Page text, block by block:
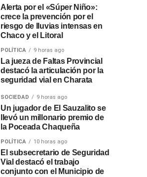
Alerta por el «Súper Niño»:
crece la prevención por el
riesgo de lluvias intensas en
Chaco y el Litoral
POLÍTICA 9 horas ago
La jueza de Faltas Provincial
destacó la articulación por la
seguridad vial en Charata
SOCIEDAD 9 horas ago
Un jugador de El Sauzalito se
llevó un millonario premio de
la Poceada Chaqueña
POLÍTICA 10 horas ago
El subsecretario de Seguridad
Vial destacó el trabajo
conjunto con el Municipio de